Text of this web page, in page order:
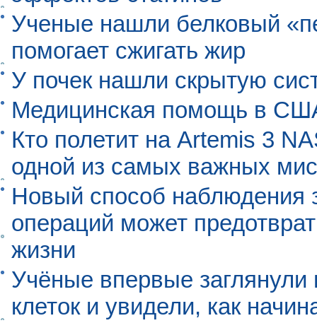
Ученые нашли белковый
помогает сжигать жир
У почек нашли скрытую
Медицинская помощь в
Кто полетит на Artemis 3
одной из самых важных
Новый способ наблюдения
операций может
жизни
Учёные впервые
клеток и увидели, как